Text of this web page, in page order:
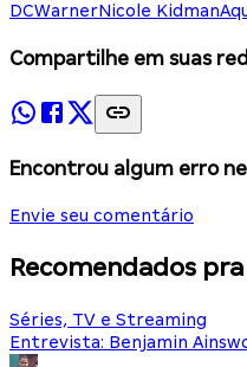
DCWarnerNicole Kidman
Compartilhe em suas
Encontrou algum erro
Envie seu comentário
Recomendados
Séries, TV e Streaming
Entrevista: Benjamin